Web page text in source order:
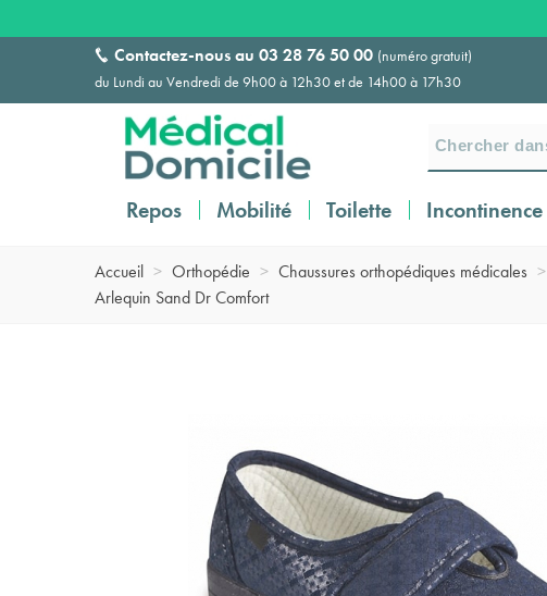
Contactez-nous au 03 28 76 50 00 (numéro gratuit)
du Lundi au Vendredi de 9h00 à 12h30 et de 14h00 à 17h30
Repos Mobilité Toilette Incontinence
Accueil > Orthopédie > Chaussures orthopédiques médicales >
Arlequin Sand Dr Comfort